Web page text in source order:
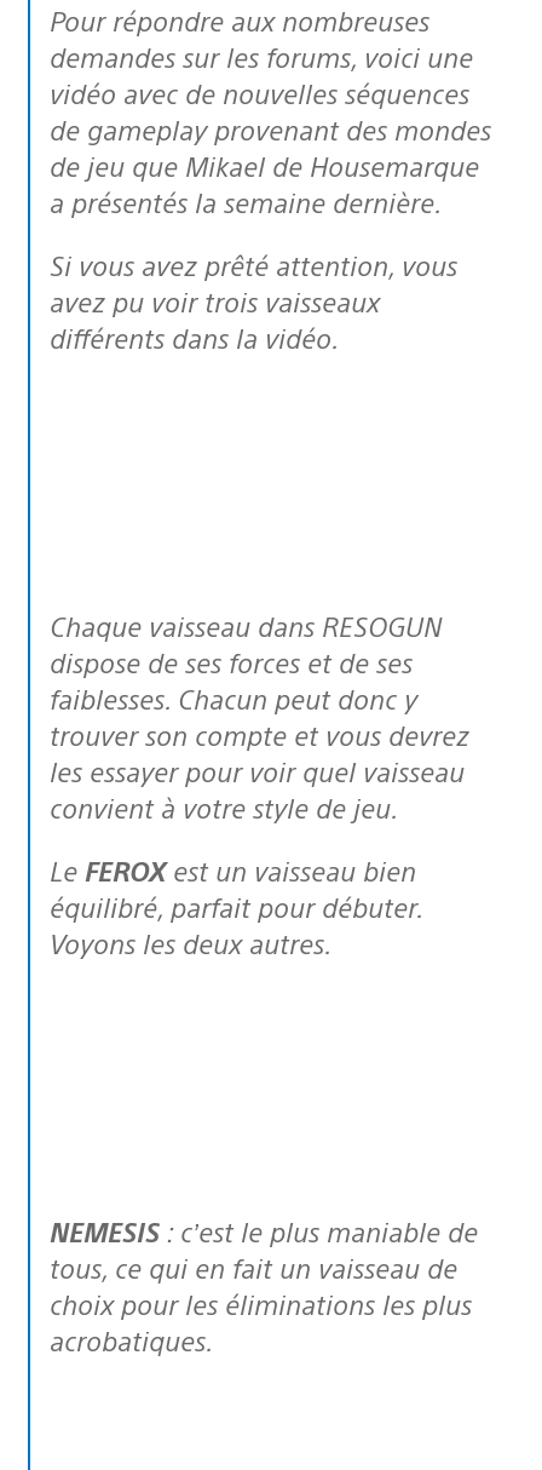
Pour répondre aux nombreuses
demandes sur les forums, voici une
vidéo avec de nouvelles séquences
de gameplay provenant des mondes
de jeu que Mikael de Housemarque
a présentés la semaine dernière.
Si vous avez prêté attention, vous
avez pu voir trois vaisseaux
différents dans la vidéo.
Chaque vaisseau dans RESOGUN
dispose de ses forces et de ses
faiblesses. Chacun peut donc y
trouver son compte et vous devrez
les essayer pour voir quel vaisseau
convient à votre style de jeu.
Le FEROXest un vaisseau bien
équilibré, parfait pour débuter.
Voyons les deux autres.
NEMESIS : c’est le plus maniable de
tous, ce qui en fait un vaisseau de
choix pour les éliminations les plus
acrobatiques.